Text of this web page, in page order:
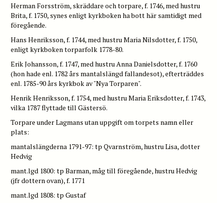
Herman Forsström, skräddare och torpare, f. 1746, med hustru
Brita, f. 1750, synes enligt kyrkboken ha bott här samtidigt med
föregående.
Hans Henriksson, f. 1744, med hustru Maria Nilsdotter, f. 1750,
enligt kyrkboken torparfolk 1778-80.
Erik Johansson, f. 1747, med hustru Anna Danielsdotter, f. 1760
(hon hade enl. 1782 års mantalslängd fallandesot), efterträddes
enl. 1785-90 års kyrkbok av "Nya Torparen".
Henrik Henriksson, f. 1754, med hustru Maria Eriksdotter, f. 1743,
vilka 1787 flyttade till Gästersö.
Torpare under Lagmans utan uppgift om torpets namn eller
plats:
mantalslängderna 1791-97: tp Qvarnström, hustru Lisa, dotter
Hedvig
mant.lgd 1800: tp Barman, måg till föregående, hustru Hedvig
(jfr dottern ovan), f. 1771
mant.lgd 1808: tp Gustaf